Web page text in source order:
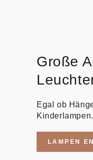
Große
Egal ob
LAMPEN